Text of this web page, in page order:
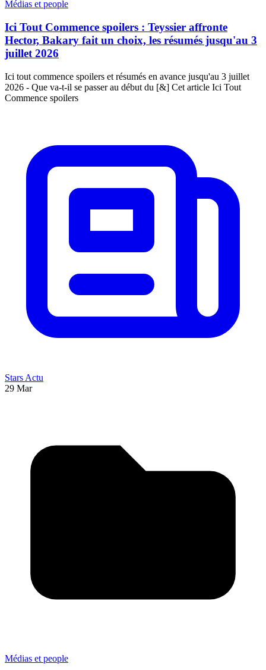
Médias et people
Ici Tout Commence spoilers : Teyssier affronte
Hector, Bakary fait un choix, les résumés jusqu'au 3
juillet 2026
Ici tout commence spoilers et résumés en avance jusqu'au 3 juillet
2026 - Que va-t-il se passer au début du [&] Cet article Ici Tout
Commence spoilers
Stars Actu
29 Mar
Médias et people